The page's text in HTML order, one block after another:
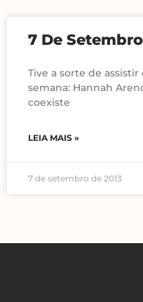
7 De Setembro
Tive a sorte de
semana: Hannah
coexiste
LEIA MAIS »
7 de setembro de 2013